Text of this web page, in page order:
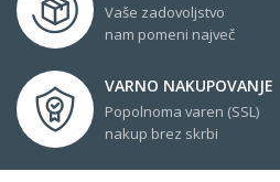
Vaše zadovoljstvo
nam pomeni največ
VARNO NAKUPOVANJE
Popolnoma varen (SSL)
nakup brez skrbi